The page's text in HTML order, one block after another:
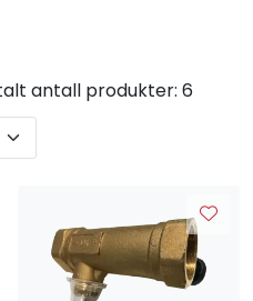
antall produkter: 6